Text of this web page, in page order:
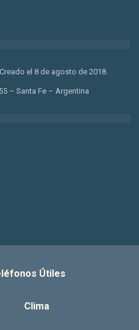
el 8 de agosto de 2018.
– Santa Fe – Argentina
Útiles
Clima